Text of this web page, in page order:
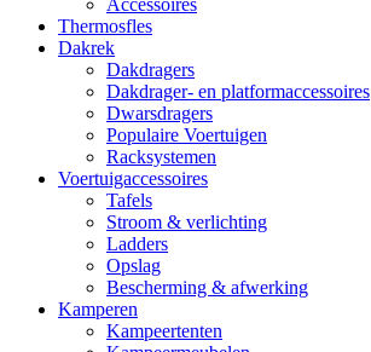
Accessoires
Thermosfles
Dakrek
Dakdragers
Dakdrager- en platformaccessoires
Dwarsdragers
Populaire Voertuigen
Racksystemen
Voertuigaccessoires
Tafels
Stroom & verlichting
Ladders
Opslag
Bescherming & afwerking
Kamperen
Kampeertenten